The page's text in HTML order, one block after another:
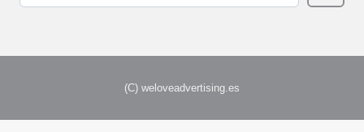
(C) weloveadvertising.es